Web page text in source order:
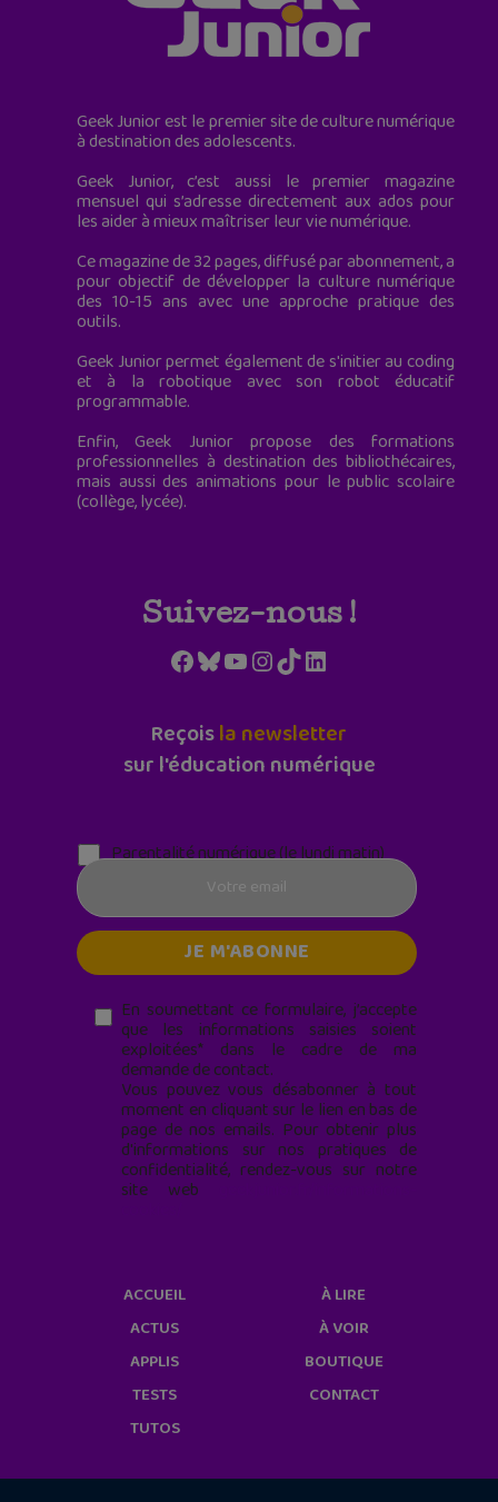
Geek Junior est le premier site de culture numérique
à destination des adolescents.
Geek Junior, c’est aussi le premier magazine
mensuel qui s’adresse directement aux ados pour
les aider à mieux maîtriser leur vie numérique.
Ce magazine de 32 pages, diffusé par abonnement, a
pour objectif de développer la culture numérique
des 10-15 ans avec une approche pratique des
outils.
Geek Junior permet également de s'initier au coding
et à la robotique avec son robot éducatif
programmable.
Enfin, Geek Junior propose des formations
professionnelles à destination des bibliothécaires,
mais aussi des animations pour le public scolaire
(collège, lycée).
Suivez-nous !
Facebook
Bluesky
YouTube
Instagram
TikTokLinkedIn
Reçoisla newsletter
sur l'éducation numérique
Parentalité numérique (le lundi matin)
En soumettant ce formulaire, j’accepte
que les informations saisies soient
exploitées* dans le cadre de ma
demande de contact.
Vous pouvez vous désabonner à tout
moment en cliquant sur le lien en bas de
page de nos emails. Pour obtenir plus
d'informations sur nos pratiques de
confidentialité, rendez-vous sur notre
site web
ACCUEIL
ACTUS
APPLIS
TESTS
TUTOS
À LIRE
À VOIR
BOUTIQUE
CONTACT